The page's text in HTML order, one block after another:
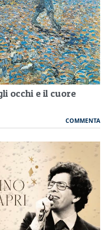
occhi e il cuore
COMMENTA